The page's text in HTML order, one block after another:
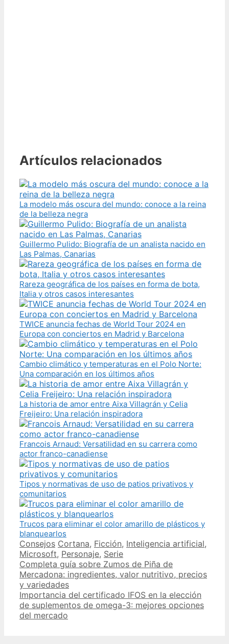
Artículos relacionados
La modelo más oscura del mundo: conoce a la reina
de la belleza negra
Guillermo Pulido: Biografía de un analista nacido en
Las Palmas, Canarias
Rareza geográfica de los países en forma de bota,
Italia y otros casos interesantes
TWICE anuncia fechas de World Tour 2024 en
Europa con conciertos en Madrid y Barcelona
Cambio climático y temperaturas en el Polo Norte:
Una comparación en los últimos años
La historia de amor entre Aixa Villagrán y Celia
Freijeiro: Una relación inspiradora
Francois Arnaud: Versatilidad en su carrera como
actor franco-canadiense
Tipos y normativas de uso de patios privativos y
comunitarios
Trucos para eliminar el color amarillo de plásticos y
blanquearlos
Categories
Consejos Tags
Cortana, Ficción, Inteligencia artificial,
Microsoft, Personaje, Serie
Post
navigation
Completa guía sobre Zumos de Piña de
Mercadona: ingredientes, valor nutritivo, precios
y variedades
Importancia del certificado IFOS en la elección
de suplementos de omega-3: mejores opciones
del mercado